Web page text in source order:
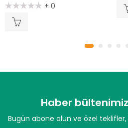
üzerinden
+ 0
Haber
Bugün abone olun ve özel